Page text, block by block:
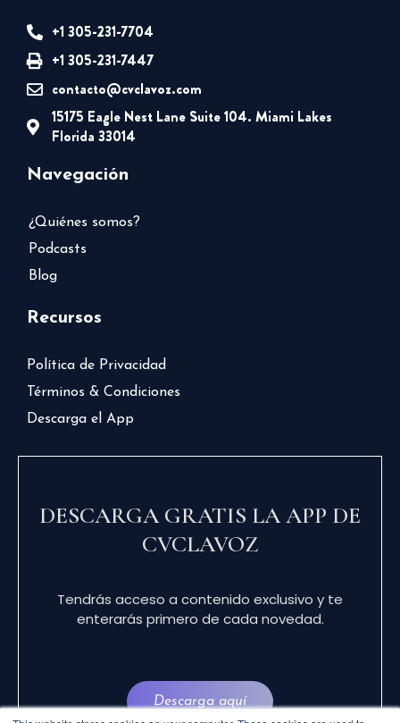
+1 305-231-7704
+1 305-231-7447
contacto@cvclavoz.com
15175 Eagle Nest Lane Suite 104. Miami Lakes
Florida 33014
Navegación
¿Quiénes somos?
Podcasts
Blog
Recursos
Política de Privacidad
Términos & Condiciones
Descarga el App
DESCARGA GRATIS LA APP DE
CVCLAVOZ
Tendrás acceso a contenido exclusivo y te
enterarás primero de cada novedad.
Descarga aquí